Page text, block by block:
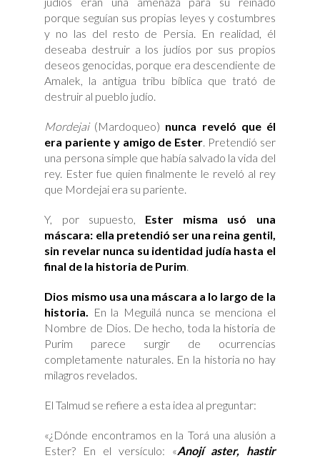
porque seguían sus propias leyes y costumbres
y no las del resto de Persia. En realidad, él
deseaba destruir a los judíos por sus propios
deseos genocidas, porque era descendiente de
Amalek, la antigua tribu bíblica que trató de
destruir al pueblo judío.
Mordejai(Mardoqueo) nunca reveló que él
era pariente y amigo de Ester . Pretendió ser
una persona simple que había salvado la vida del
rey. Ester fue quien finalmente le reveló al rey
que Mordejai era su pariente.
Y, por supuesto, Ester misma usó una
máscara: ella pretendió ser una reina gentil,
sin revelar nunca su identidad judía hasta el
final de la historia de Purim
Dios mismo usa una máscara a lo largo de la
historia.
En la Meguilá nunca se menciona el
Nombre de Dios. De hecho, toda la historia de
Purim parece surgir de ocurrencias
completamente naturales. En la historia no hay
milagros revelados.
El Talmud se refiere a esta idea al preguntar:
«¿Dónde encontramos en la Torá una alusión a
Ester? En el versículo: «Anojí aster, hastir